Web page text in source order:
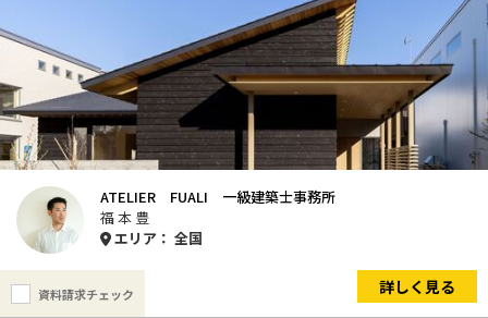
ATELIER FUALI 一級建築士事務所
福 本 豊
エリア： 全国
詳しく見る
資料請求チェック